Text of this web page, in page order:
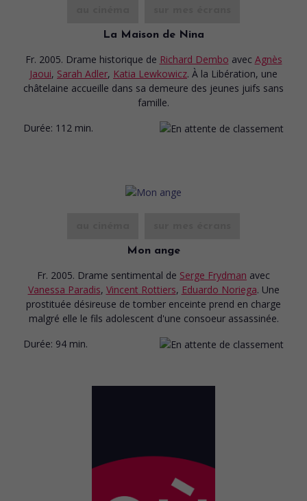
La Maison de Nina
Fr. 2005. Drame historique de Richard Dembo avec Agnès
Jaoui, Sarah Adler, Katia Lewkowicz. À la Libération, une
châtelaine accueille dans sa demeure des jeunes juifs sans
famille.
Durée: 112 min.
Mon ange
Fr. 2005. Drame sentimental de Serge Frydman avec
Vanessa Paradis, Vincent Rottiers, Eduardo Noriega. Une
prostituée désireuse de tomber enceinte prend en charge
malgré elle le fils adolescent d'une consoeur assassinée.
Durée: 94 min.